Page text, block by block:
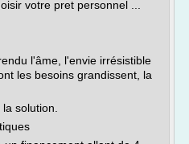
votre pret personnel ...
l'âme, l'envie irrésistible
les besoins grandissent, la
solution.